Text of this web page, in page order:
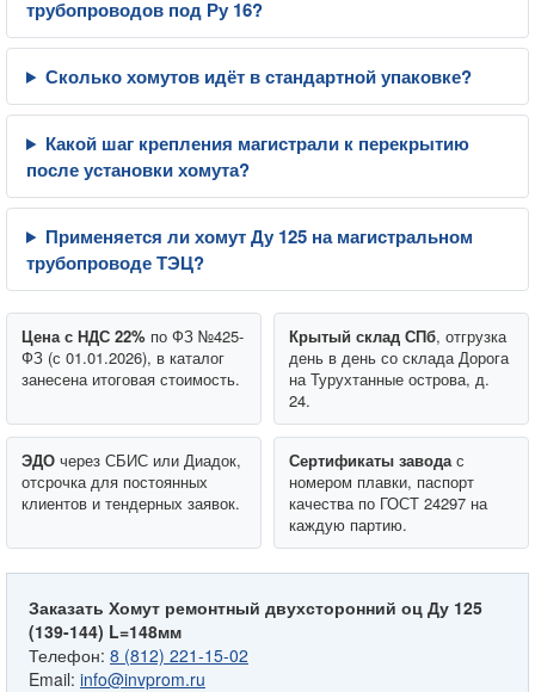
трубопроводов под Ру 16?
Сколько хомутов идёт в стандартной упаковке?
Какой шаг крепления магистрали к перекрытию
после установки хомута?
Применяется ли хомут Ду 125 на магистральном
трубопроводе ТЭЦ?
Цена с НДС 22% по ФЗ №425-
ФЗ (с 01.01.2026), в каталог
занесена итоговая стоимость.
Крытый склад СПб, отгрузка
день в день со склада Дорога
на Турухтанные острова, д.
24.
ЭДО через СБИС или Диадок,
отсрочка для постоянных
клиентов и тендерных заявок.
Сертификаты заводас
номером плавки, паспорт
качества по ГОСТ 24297 на
каждую партию.
Заказать Хомут ремонтный двухсторонний оц Ду 125
(139-144) L=148мм
Телефон: 8 (812) 221-15-02
Email: info@invprom.ru